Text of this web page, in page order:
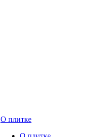
О плитке